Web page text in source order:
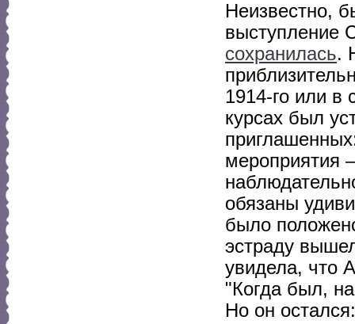
Неизвестно,
выступление
сохранилась.
1914-го или в
курсах был
мероприятия
обязаны
было
эстраду
увидела, что
"Когда был,
Но он